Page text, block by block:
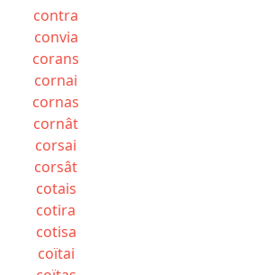
contra
convia
corans
cornai
cornas
cornât
corsai
corsât
cotais
cotira
cotisa
coïtai